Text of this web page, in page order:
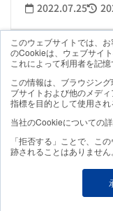
このウェブサイトでは、
のCookieは、ウェブサイ
これによって利用者を記憶
この情報は、ブラウジン
ブサイトおよび他のメデ
指標を目的として使用され
当社のCookieについての詳
「拒否する」ことで、こ
跡されることはありません。
2022.07.25